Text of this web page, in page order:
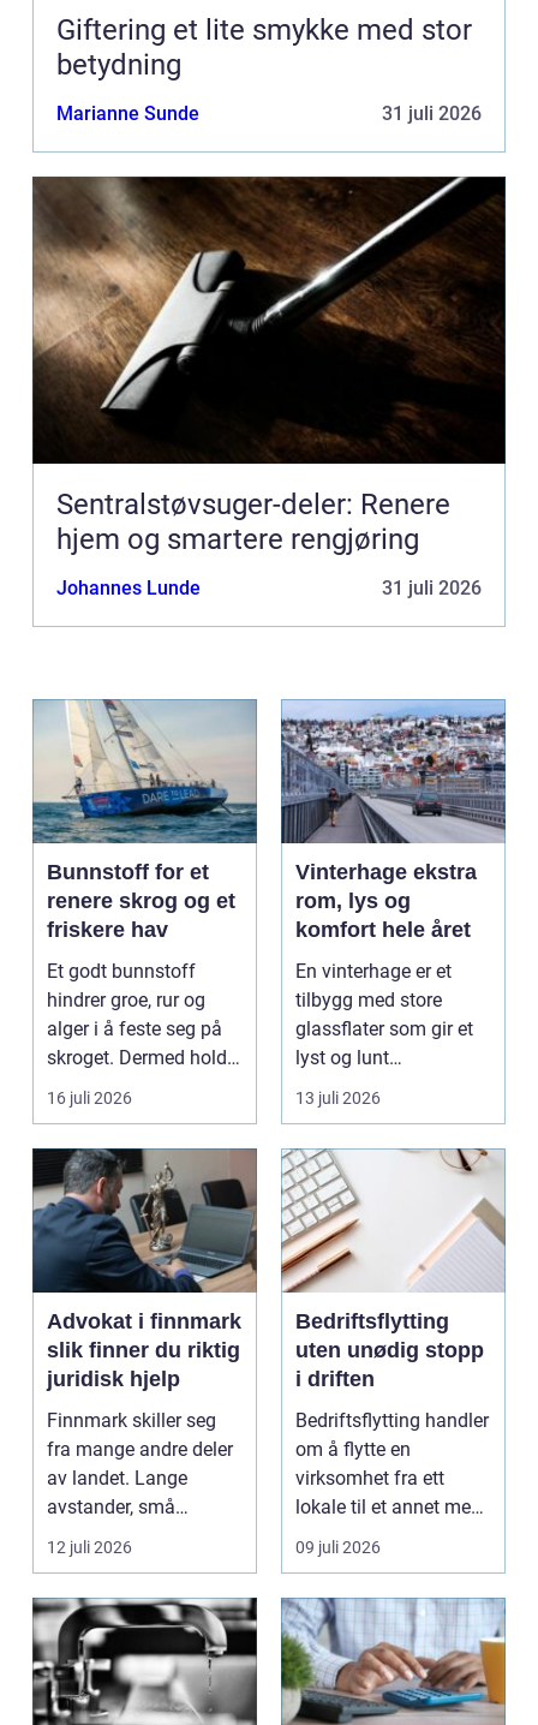
Giftering et lite smykke med stor
betydning
Marianne Sunde 31 juli 2026
Sentralstøvsuger-deler: Renere
hjem og smartere rengjøring
Johannes Lunde 31 juli 2026
Bunnstoff for et
renere skrog og et
friskere hav
Et godt bunnstoff
hindrer groe, rur og
alger i å feste seg på
skroget. Dermed holder
båten bedre far...
16 juli 2026
Vinterhage ekstra
rom, lys og
komfort hele året
En vinterhage er et
tilbygg med store
glassflater som gir et
lyst og lunt
oppholdsrom nær
hagen, ogs...
13 juli 2026
Advokat i finnmark
slik finner du riktig
juridisk hjelp
Finnmark skiller seg
fra mange andre deler
av landet. Lange
avstander, små
lokalsamfunn, sterk
tilkn...
12 juli 2026
Bedriftsflytting
uten unødig stopp
i driften
Bedriftsflytting handler
om å flytte en
virksomhet fra ett
lokale til et annet med
minst mulig...
09 juli 2026